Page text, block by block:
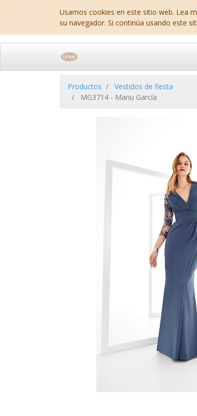
Usamos cookies en este sitio web. Lea
su navegador. Si continúa usando este
Productos
Vestidos de fiesta
MG3714 - Manu García